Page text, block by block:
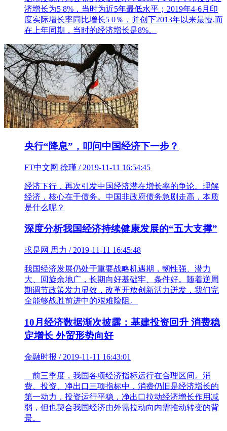
济增长为5 8%，当时为近5年最低水平；2019年4-6月印
度实际增长率同比增长5 0％，并创下2013年以来最慢,而
在上年同期，当时的经济增长是8%。
央行“降息”，叩问中国经济下一步？
FT中文网 徐瑾 / 2019-11-11 16:54:45
经济下行，再次引发中国经济潜在增长率的争论。理解
经济，核心在于债务。中国非政府债务急剧走高，本质
是什么呢？
深度分析我国经济持续健康发展的“五大支撑”
求是网 思力 / 2019-11-11 16:45:48
我国经济发展仍处于重要战略机遇期，韧性强、潜力
大、回旋余地广，长期向好基础牢、条件好。随着逆周
期调节政策发力显效，改革开放创新活力迸发，我们完
全能够战胜前进中的艰难险阻。
10月经济数据渐次披露：基建投资回升 消费稳
定增长 外贸形势向好
金融时报 / 2019-11-11 16:43:01
前三季度，我国各项经济指标运行在合理区间。消
费、投资、净出口三项指标中，消费仍旧是经济增长的
第一动力，投资运行平稳，净出口拉动经济增长作用减
弱，但也契合我国经济由外需拉动向内需推动转变的背
景。